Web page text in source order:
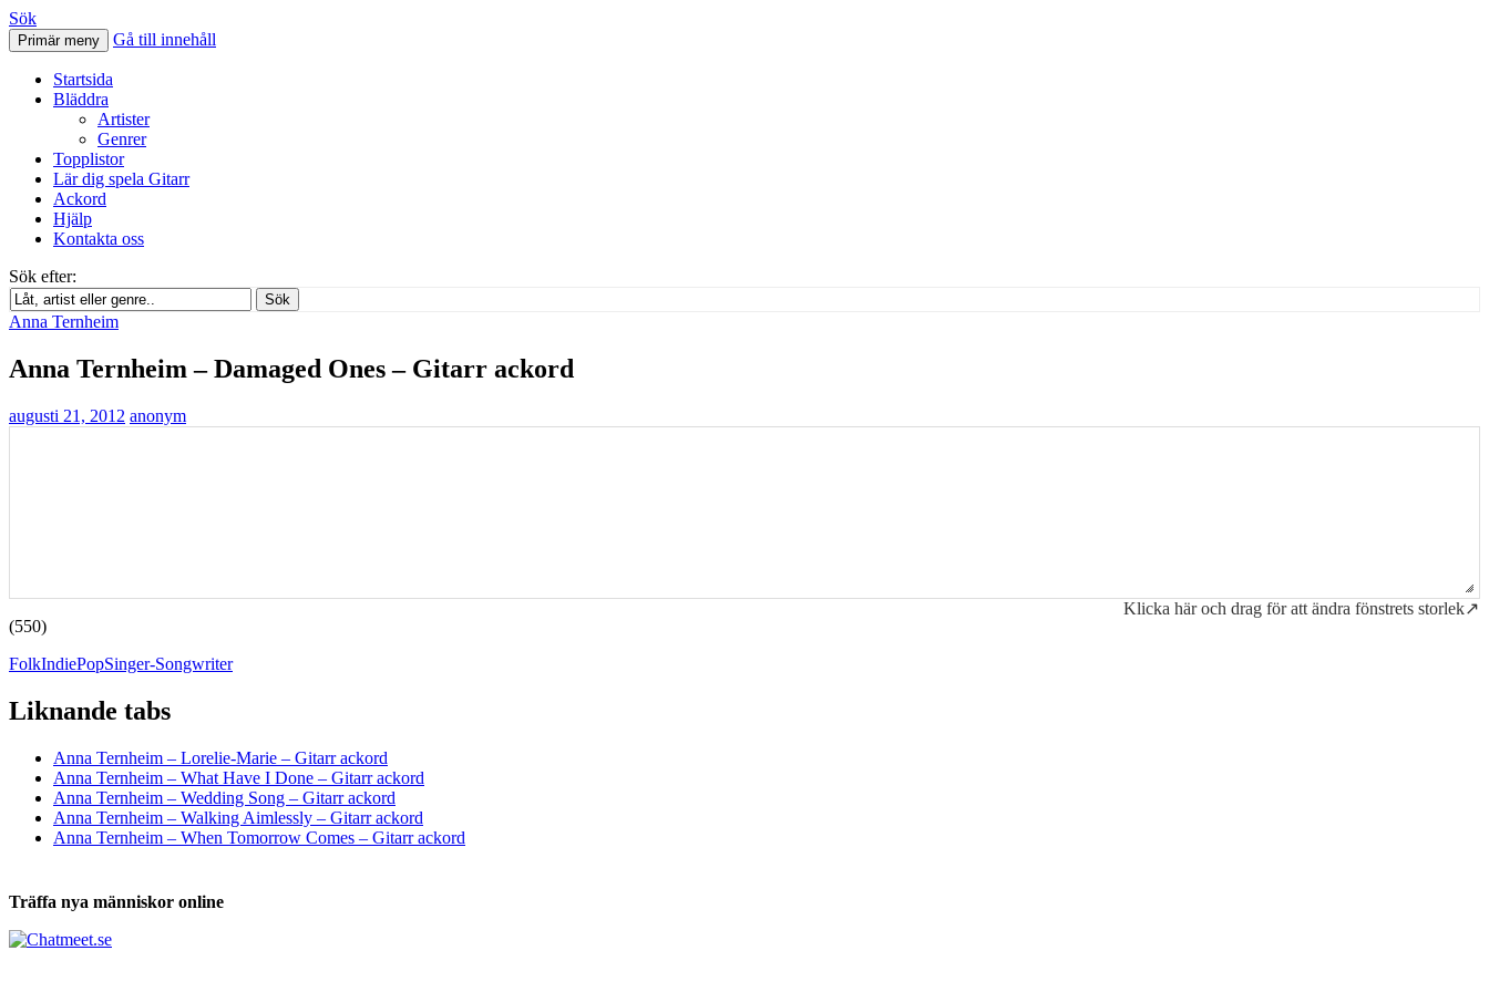
Svenskatabs.se
Sök
Primär meny Gå till innehåll
Startsida
Bläddra
Artister
Genrer
Topplistor
Lär dig spela Gitarr
Ackord
Hjälp
Kontakta oss
Sök efter:
Sök
Anna Ternheim
Anna Ternheim – Damaged Ones – Gitarr ackord
augusti 21, 2012 anonym
Klicka här och drag för att ändra fönstrets storlek↗
(550)
FolkIndiePopSinger-Songwriter
Liknande tabs
Anna Ternheim – Lorelie-Marie – Gitarr ackord
Anna Ternheim – What Have I Done – Gitarr ackord
Anna Ternheim – Wedding Song – Gitarr ackord
Anna Ternheim – Walking Aimlessly – Gitarr ackord
Anna Ternheim – When Tomorrow Comes – Gitarr ackord
Träffa nya människor online